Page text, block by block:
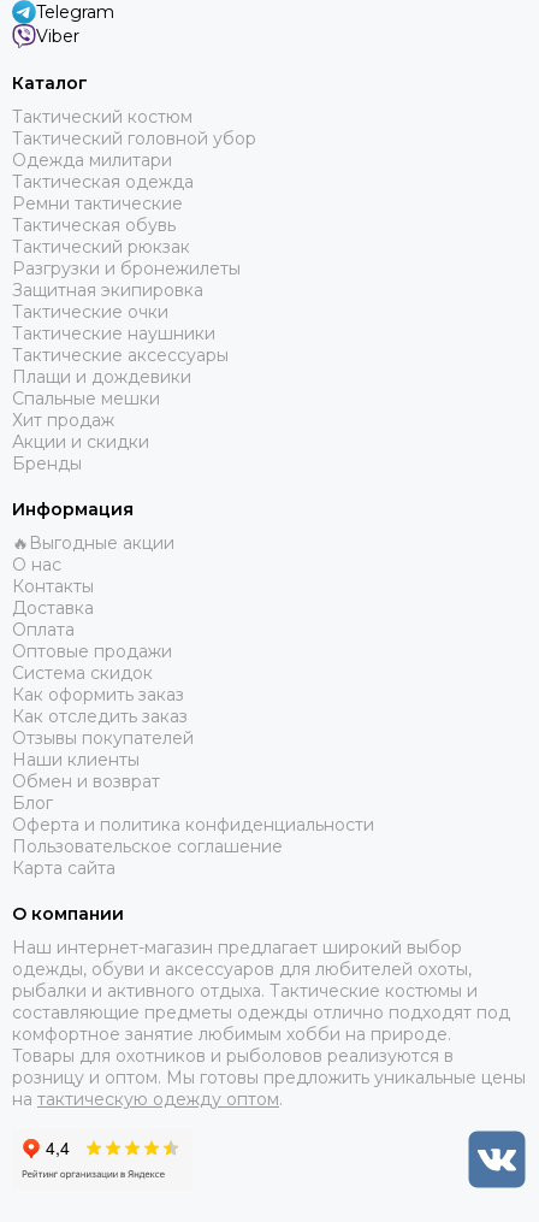
Telegram
Viber
Каталог
Тактический костюм
Тактический головной убор
Одежда милитари
Тактическая одежда
Ремни тактические
Тактическая обувь
Тактический рюкзак
Разгрузки и бронежилеты
Защитная экипировка
Тактические очки
Тактические наушники
Тактические аксессуары
Плащи и дождевики
Спальные мешки
Хит продаж
Акции и скидки
Бренды
Информация
🔥Выгодные акции
О нас
Контакты
Доставка
Оплата
Оптовые продажи
Система скидок
Как оформить заказ
Как отследить заказ
Отзывы покупателей
Наши клиенты
Обмен и возврат
Блог
Оферта и политика конфиденциальности
Пользовательское соглашение
Карта сайта
О компании
Наш интернет-магазин предлагает широкий выбор
одежды, обуви и аксессуаров для любителей охоты,
рыбалки и активного отдыха. Тактические костюмы и
составляющие предметы одежды отлично подходят под
комфортное занятие любимым хобби на природе.
Товары для охотников и рыболовов реализуются в
розницу и оптом. Мы готовы предложить уникальные цены
на тактическую одежду оптом.